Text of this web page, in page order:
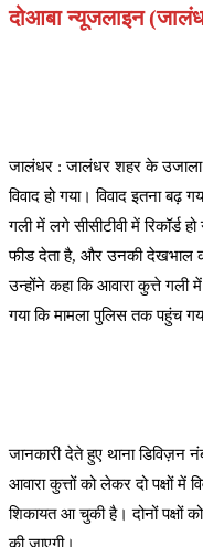
दोआबा न्यूजलाइन
जालंधर : जालंधर शहर के उजाला
विवाद हो गया। विवाद इतना
गली में लगे सीसीटीवी में रिकॉर्ड
फीड देता है, और उनकी देखभाल
उन्होंने कहा कि आवारा कुत्ते गली
गया कि मामला पुलिस तक पहुंच
जानकारी देते हुए थाना डिविज़न
आवारा कुत्तों को लेकर दो पक्षों में
शिकायत आ चुकी है। दोनों पक्षों